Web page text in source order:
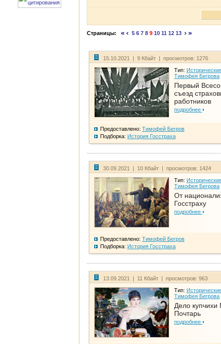
Страницы: 5 6 7 8 9 10 11 12 13
15.10.2021 | 9 Кбайт | просмотров: 1276
Тип:
Тимофея Бегрова
Первый
съезд
работников
подробнее
Предоставлено: Тимофей Бегров
Подборка: История Госстраха
30.09.2021 | 10 Кбайт | просмотров: 1424
Тип:
Тимофея Бегрова
От
Госстраху
подробнее
Предоставлено: Тимофей Бегров
Подборка: История Госстраха
13.09.2021 | 11 Кбайт | просмотров: 963
Тип:
Тимофея Бегрова
Дело
Почтарь
подробнее